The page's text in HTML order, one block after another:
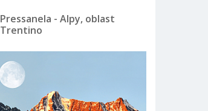
Pressanela - Alpy, oblast
Trentino